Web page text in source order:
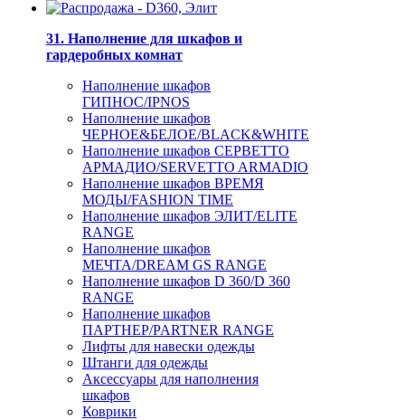
31. Наполнение для шкафов и
гардеробных комнат
Наполнение шкафов
ГИПНОС/IPNOS
Наполнение шкафов
ЧЕРНОЕ&БЕЛОЕ/BLACK&WHITE
Наполнение шкафов СЕРВЕТТО
АРМАДИО/SERVETTO ARMADIO
Наполнение шкафов ВРЕМЯ
МОДЫ/FASHION TIME
Наполнение шкафов ЭЛИТ/ELITE
RANGE
Наполнение шкафов
МЕЧТА/DREAM GS RANGE
Наполнение шкафов D 360/D 360
RANGE
Наполнение шкафов
ПАРТНЕР/PARTNER RANGE
Лифты для навески одежды
Штанги для одежды
Аксессуары для наполнения
шкафов
Коврики